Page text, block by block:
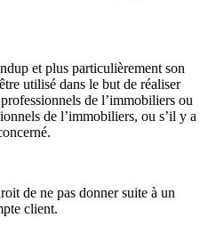
et plus particulièrement son
utilisé dans le but de réaliser
de l’immobiliers ou
de l’immobiliers, ou s’il y a
de ne pas donner suite à un
client.